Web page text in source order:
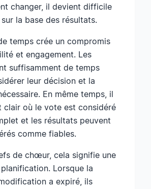
changer, il devient difficile
la base des résultats.
temps crée un compromis
et engagement. Les
suffisamment de temps
leur décision et la
En même temps, il
clair où le vote est considéré
et les résultats peuvent
comme fiables.
de chœur, cela signifie une
Lorsque la
a expiré, ils